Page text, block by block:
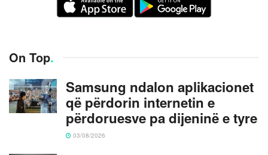
On Top.
Samsung ndalon aplikacionet
që përdorin internetin e
përdoruesve pa dijeninë e tyre
03/08/2026